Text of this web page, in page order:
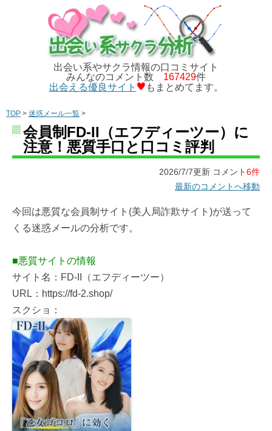
出会い系やサクラ情報の口コミサイト
みんなのコメント数 167429件
出会える優良サイト
もまとめてます。
TOP > 迷惑メール一覧 >
会員制FD-II（エフディーツー）に
注意！悪質手口と口コミ評判
2026/7/7更新 コメント6件
最新のコメントへ移動
今回は悪質な会員制サイト(美人局詐欺サイト)が送って
くる迷惑メールの分析です。
■悪質サイトの情報
サイト名：FD-II（エフディーツー）
URL：https://fd-2.shop/
スクショ：